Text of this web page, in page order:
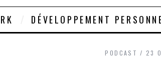
DÉVELOPPEMENT
PODCAST 23